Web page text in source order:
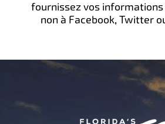
fournissez vos informations
non à Facebook, Twitter